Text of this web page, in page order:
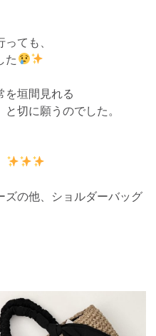
ても、
た
を垣間見れる
切に願うのでした。
ズの他、ショルダーバッグ